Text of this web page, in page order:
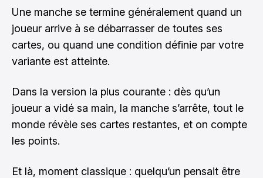
Une manche se termine généralement quand un
joueur arrive à se débarrasser de toutes ses
cartes, ou quand une condition définie par votre
variante est atteinte.
Dans la version la plus courante : dès qu’un
joueur a vidé sa main, la manche s’arrête, tout le
monde révèle ses cartes restantes, et on compte
les points.
Et là, moment classique : quelqu’un pensait être